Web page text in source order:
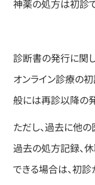
神薬の処方は初診
診断書の発行に関
オンライン診療の
般には再診以降の
ただし、過去に他
過去の処方記録、
できる場合は、初